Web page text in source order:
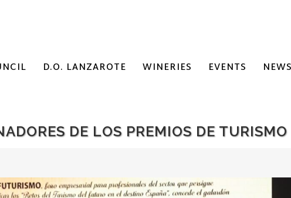
D.O. LANZAROTE WINERIES EVENTS NEWS
DE LOS PREMIOS DE